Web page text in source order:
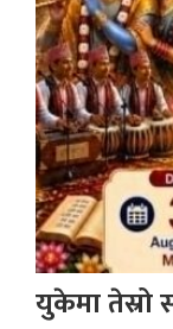
युकेमा तेस्रो